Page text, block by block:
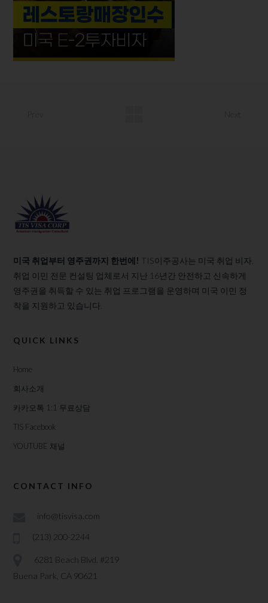
미국 취업부터 영주권까지 한번에! TIS이주공사는 미국 취업 비자,
취업 이민 전문 컨설팅 업체로서 지난 16년간 안전하고 신속하게
영주권을 취득할 수 있는 취업 프로그램을 운영하며 미국 이민 정
착을 지원하고 있습니다.
QUICK LINKS
Home
회사소개
카카오톡 1:1 무료상담
TIS Facebook
YOUTUBE 채널
CONTACT INFO
info@tisvisa.com
(213) 200-2244
6281 Beach Blvd. #219
Buena Park, CA 90621